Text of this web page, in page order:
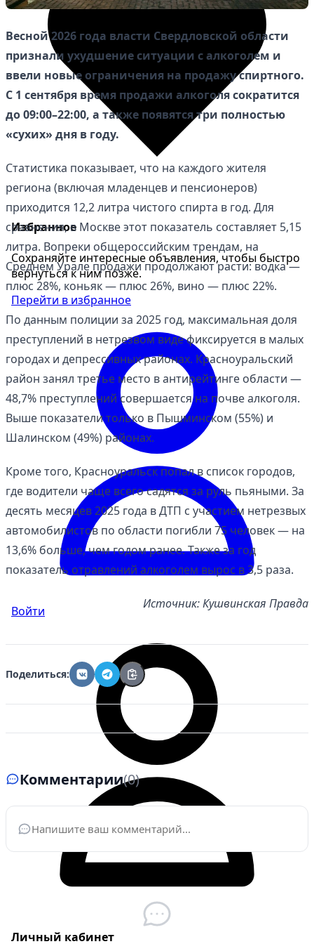
Избранное
Сохраняйте интересные объявления, чтобы быстро
вернуться к ним позже.
Перейти в избранное
Войти
Личный кабинет
Весной 2026 года власти Свердловской области
признали ухудшение ситуации с алкоголем и
ввели новые ограничения на продажу спиртного.
С 1 сентября время продажи алкоголя сократится
до 09:00–22:00, а также появятся три полностью
«сухих» дня в году.
Статистика показывает, что на каждого жителя
региона (включая младенцев и пенсионеров)
приходится 12,2 литра чистого спирта в год. Для
сравнения, в Москве этот показатель составляет 5,15
литра. Вопреки общероссийским трендам, на
Среднем Урале продажи продолжают расти: водка —
плюс 28%, коньяк — плюс 26%, вино — плюс 22%.
По данным полиции за 2025 год, максимальная доля
преступлений в нетрезвом виде фиксируется в малых
городах и депрессивных районах. Красноуральский
район занял третье место в антирейтинге области —
48,7% преступлений совершается на почве алкоголя.
Выше показатели только в Пышминском (55%) и
Шалинском (49%) районах.
Кроме того, Красноуральск попал в список городов,
где водители чаще всего садятся за руль пьяными. За
десять месяцев 2025 года в ДТП с участием нетрезвых
автомобилистов по области погибли 75 человек — на
13,6% больше, чем годом ранее. Также за год
показатель отравлений алкоголем вырос в 3,5 раза.
Источник: Кушвинская Правда
Поделиться:
Комментарии(0)
Ваше имя*